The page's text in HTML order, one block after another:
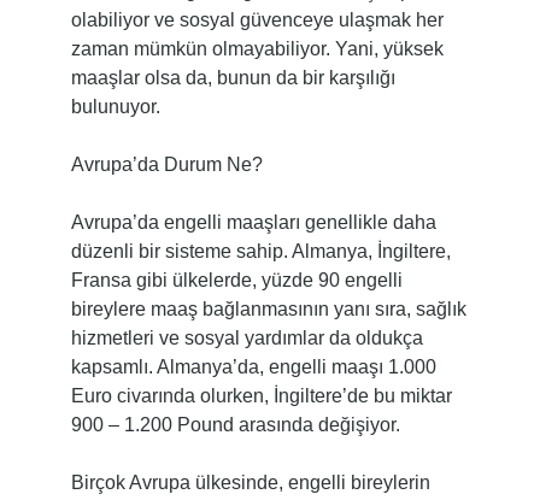
olabiliyor ve sosyal güvenceye ulaşmak her
zaman mümkün olmayabiliyor. Yani, yüksek
maaşlar olsa da, bunun da bir karşılığı
bulunuyor.
Avrupa’da Durum Ne?
Avrupa’da engelli maaşları genellikle daha
düzenli bir sisteme sahip. Almanya, İngiltere,
Fransa gibi ülkelerde, yüzde 90 engelli
bireylere maaş bağlanmasının yanı sıra, sağlık
hizmetleri ve sosyal yardımlar da oldukça
kapsamlı. Almanya’da, engelli maaşı 1.000
Euro civarında olurken, İngiltere’de bu miktar
900 – 1.200 Pound arasında değişiyor.
Birçok Avrupa ülkesinde, engelli bireylerin